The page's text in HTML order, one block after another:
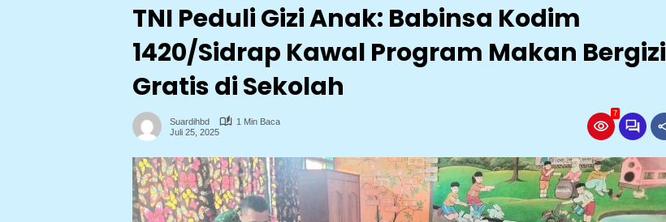
TNI Peduli Gizi Anak: Babinsa Kodim
1420/Sidrap Kawal Program Makan Bergizi
Gratis di Sekolah
Suardihbd
1 Min Baca
Juli 25, 2025
7